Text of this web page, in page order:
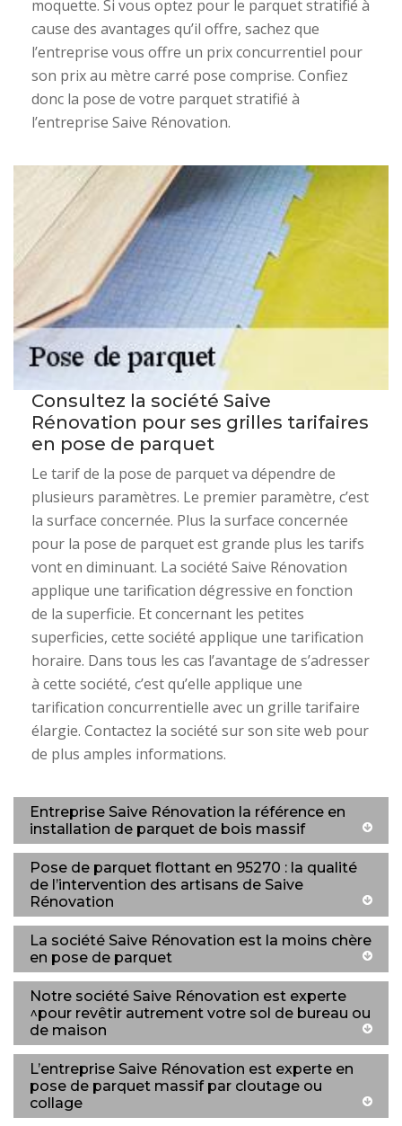
moquette. Si vous optez pour le parquet stratifié à
cause des avantages qu’il offre, sachez que
l’entreprise vous offre un prix concurrentiel pour
son prix au mètre carré pose comprise. Confiez
donc la pose de votre parquet stratifié à
l’entreprise Saive Rénovation.
Consultez la société Saive
Rénovation pour ses grilles tarifaires
en pose de parquet
Le tarif de la pose de parquet va dépendre de
plusieurs paramètres. Le premier paramètre, c’est
la surface concernée. Plus la surface concernée
pour la pose de parquet est grande plus les tarifs
vont en diminuant. La société Saive Rénovation
applique une tarification dégressive en fonction
de la superficie. Et concernant les petites
superficies, cette société applique une tarification
horaire. Dans tous les cas l’avantage de s’adresser
à cette société, c’est qu’elle applique une
tarification concurrentielle avec un grille tarifaire
élargie. Contactez la société sur son site web pour
de plus amples informations.
Entreprise Saive Rénovation la référence en
installation de parquet de bois massif
Pose de parquet flottant en 95270 : la qualité
de l’intervention des artisans de Saive
Rénovation
La société Saive Rénovation est la moins chère
en pose de parquet
Notre société Saive Rénovation est experte
^pour revêtir autrement votre sol de bureau ou
de maison
L’entreprise Saive Rénovation est experte en
pose de parquet massif par cloutage ou
collage